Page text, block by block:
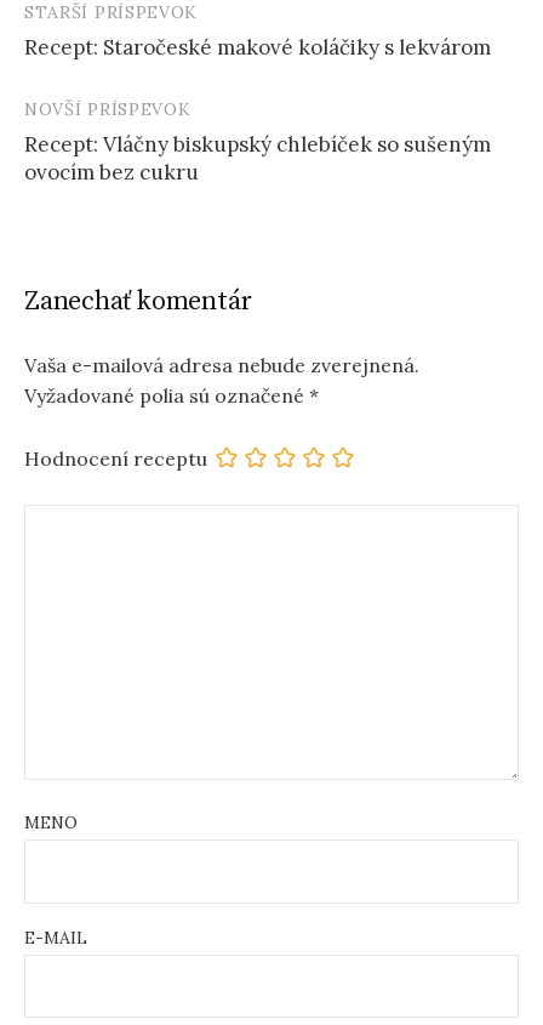
Post
navigation
STARŠÍ PRÍSPEVOK
Recept: Staročeské makové koláčiky s lekvárom
NOVŠÍ PRÍSPEVOK
Recept: Vláčny biskupský chlebíček so sušeným
ovocím bez cukru
Zanechať komentár
Vaša e-mailová adresa nebude zverejnená.
Vyžadované polia sú označené *
Hodnocení receptu
MENO
E-MAIL